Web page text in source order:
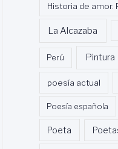
Historia de amor.
La Alcazaba
Perú Pintura
poesía actual
Poesía española
Poeta